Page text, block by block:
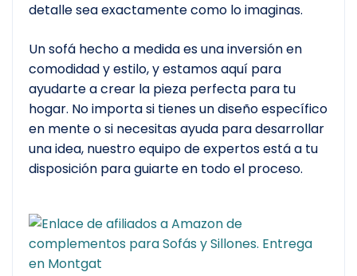
detalle sea exactamente como lo imaginas.
Un sofá hecho a medida es una inversión en
comodidad y estilo, y estamos aquí para
ayudarte a crear la pieza perfecta para tu
hogar. No importa si tienes un diseño específico
en mente o si necesitas ayuda para desarrollar
una idea, nuestro equipo de expertos está a tu
disposición para guiarte en todo el proceso.